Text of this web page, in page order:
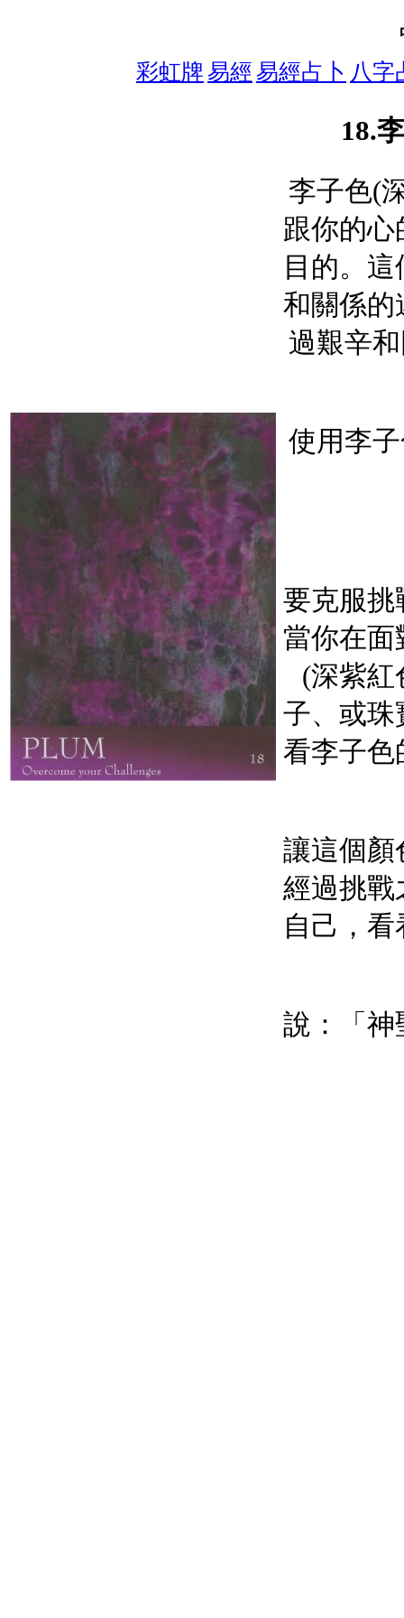
彩虹牌 易經 易經占卜 八字
18.
李子色(
跟你的
目的。
和關係的
過艱辛
使用李
要克服挑
當你在面
(深紫紅
子、或珠
看李子色
讓這個顏
經過挑戰
自己，
說：「神